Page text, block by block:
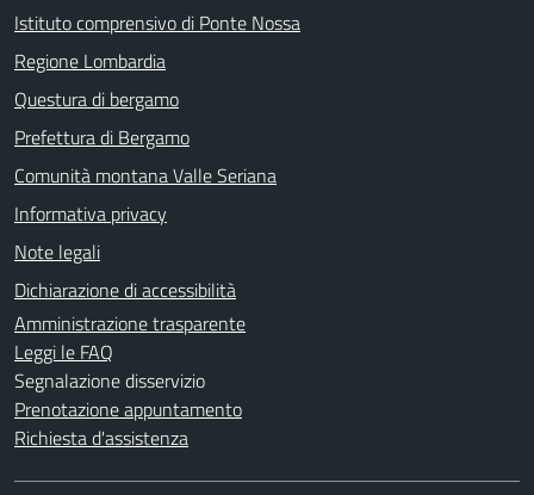
Istituto comprensivo di Ponte Nossa
Regione Lombardia
Questura di bergamo
Prefettura di Bergamo
Comunità montana Valle Seriana
Informativa privacy
Note legali
Dichiarazione di accessibilità
Amministrazione trasparente
Leggi le FAQ
Segnalazione disservizio
Prenotazione appuntamento
Richiesta d'assistenza